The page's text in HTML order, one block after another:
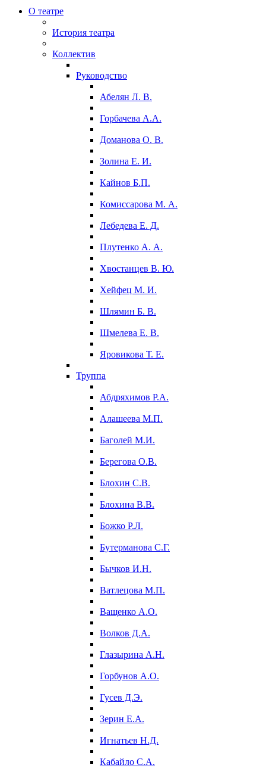
О театре
История театра
Коллектив
Руководство
Абелян Л. В.
Горбачева А.А.
Доманова О. В.
Золина Е. И.
Кайнов Б.П.
Комиссарова М. А.
Лебедева Е. Д.
Плутенко А. А.
Хвостанцев В. Ю.
Хейфец М. И.
Шлямин Б. В.
Шмелева Е. В.
Яровикова Т. Е.
Труппа
Абдряхимов Р.А.
Алашеева М.П.
Баголей М.И.
Берегова О.В.
Блохин С.В.
Блохина В.В.
Божко Р.Л.
Бутерманова С.Г.
Бычков И.Н.
Ватлецова М.П.
Ващенко А.О.
Волков Д.А.
Глазырина А.Н.
Горбунов А.О.
Гусев Д.Э.
Зерин Е.А.
Игнатьев Н.Д.
Кабайло С.А.